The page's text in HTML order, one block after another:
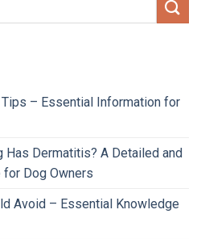
– Essential Information for
Has Dermatitis? A Detailed and
for Dog Owners
Avoid – Essential Knowledge